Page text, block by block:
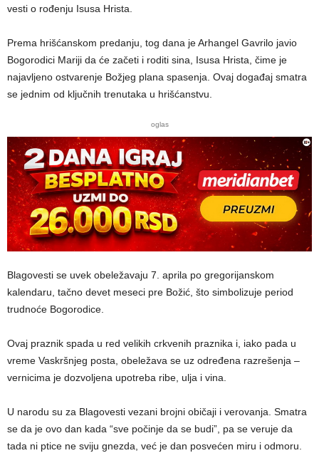
vesti o rođenju Isusa Hrista.
Prema hrišćanskom predanju, tog dana je Arhangel Gavrilo javio
Bogorodici Mariji da će začeti i roditi sina, Isusa Hrista, čime je
najavljeno ostvarenje Božjeg plana spasenja. Ovaj događaj smatra
se jednim od ključnih trenutaka u hrišćanstvu.
oglas
Blagovesti se uvek obeležavaju 7. aprila po gregorijanskom
kalendaru, tačno devet meseci pre Božić, što simbolizuje period
trudnoće Bogorodice.
Ovaj praznik spada u red velikih crkvenih praznika i, iako pada u
vreme Vaskršnjeg posta, obeležava se uz određena razrešenja –
vernicima je dozvoljena upotreba ribe, ulja i vina.
U narodu su za Blagovesti vezani brojni običaji i verovanja. Smatra
se da je ovo dan kada “sve počinje da se budi”, pa se veruje da
tada ni ptice ne sviju gnezda, već je dan posvećen miru i odmoru.